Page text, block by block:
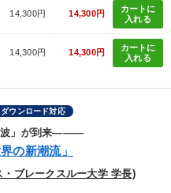
14,300円 14,300円
カートに
入れる
14,300円 14,300円
カートに
入れる
ダウンロード対応
波」が到来―――
の新潮流」
ブレークスルー大学 学長)